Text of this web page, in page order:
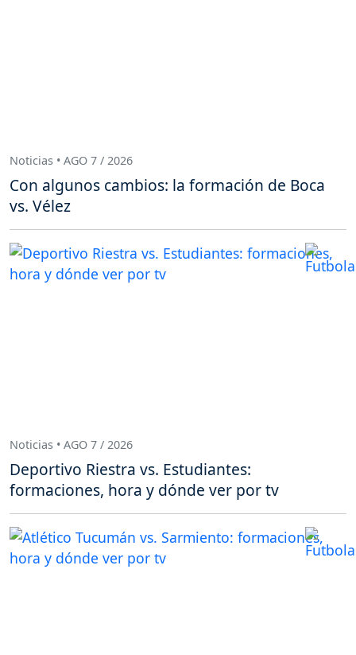
Noticias • AGO 7 / 2026
Con algunos cambios: la formación de Boca
vs. Vélez
Noticias • AGO 7 / 2026
Deportivo Riestra vs. Estudiantes:
formaciones, hora y dónde ver por tv